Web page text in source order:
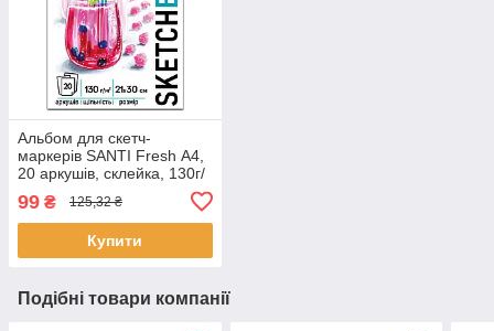
Альбом для скетч-
маркерів SANTI Fresh А4,
20 аркушів, склейка, 130г/
99 ₴ 125,32 ₴
Купити
Подібні товари компанії